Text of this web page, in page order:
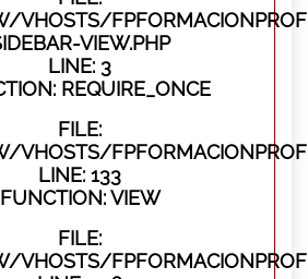
VIEW.PHP
LINE: 3
REQUIRE_ONCE
FILE:
LINE: 133
FUNCTION: VIEW
FILE: